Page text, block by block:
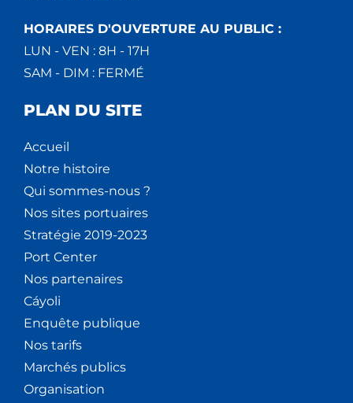
HORAIRES D'OUVERTURE AU PUBLIC :
LUN - VEN : 8H - 17H
SAM - DIM : FERMÉ
PLAN DU SITE
Accueil
Notre histoire
Qui sommes-nous ?
Nos sites portuaires
Stratégie 2019-2023
Port Center
Nos partenaires
Cáyoli
Enquête publique
Nos tarifs
Marchés publics
Organisation